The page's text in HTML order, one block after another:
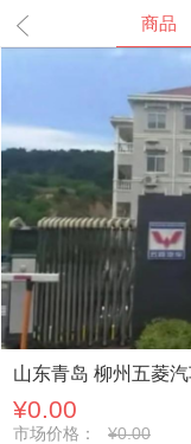
商品
山东青岛 柳州五菱
¥0.00
市场价格：
¥0.00